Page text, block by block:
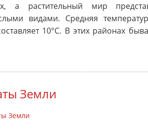
а растительный мир
видами. Средняя
10°С. В этих районах
Земли
Земли